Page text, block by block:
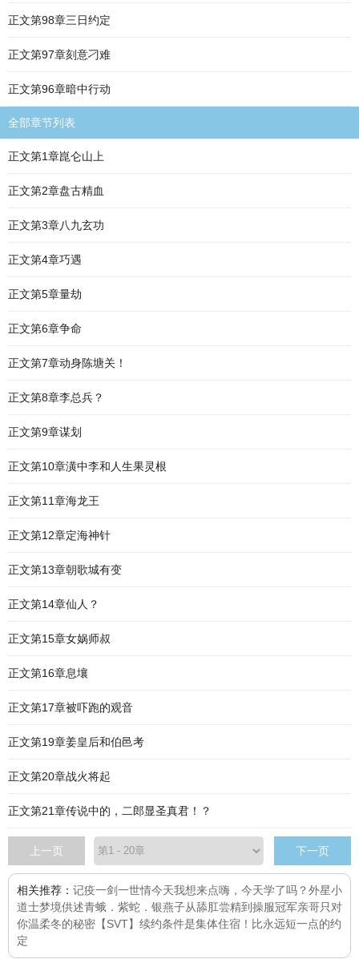
正文第98章三日约定
正文第97章刻意刁难
正文第96章暗中行动
全部章节列表
正文第1章崑仑山上
正文第2章盘古精血
正文第3章八九玄功
正文第4章巧遇
正文第5章量劫
正文第6章争命
正文第7章动身陈塘关！
正文第8章李总兵？
正文第9章谋划
正文第10章潢中李和人生果灵根
正文第11章海龙王
正文第12章定海神针
正文第13章朝歌城有变
正文第14章仙人？
正文第15章女娲师叔
正文第16章息壤
正文第17章被吓跑的观音
正文第19章姜皇后和伯邑考
正文第20章战火将起
正文第21章传说中的，二郎显圣真君！？
上一页 下一页
相关推荐： 记疫一剑一世情今天我想来点嗨，今天学了吗？外星小
道士梦境供述青蛾．紫蛇．银燕子从舔肛尝精到操服冠军亲哥只对
你温柔冬的秘密 【SVT】续约条件是集体住宿！ 比永远短一点的约
定